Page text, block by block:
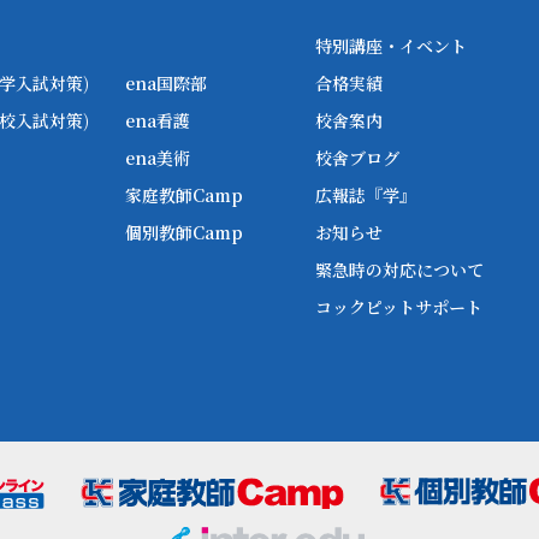
入試対策)
入試対策)
ena国際部
ena看護
ena美術
家庭教師Camp
個別教師Camp
特別講座・イベント
合格実績
校舎案内
校舎ブログ
広報誌『学』
お知らせ
緊急時の対応について
コックピットサポート